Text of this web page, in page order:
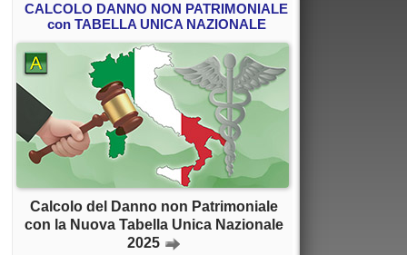
CALCOLO DANNO NON PATRIMONIALE
con TABELLA UNICA NAZIONALE
Calcolo del Danno non Patrimoniale
con la Nuova Tabella Unica Nazionale
2025